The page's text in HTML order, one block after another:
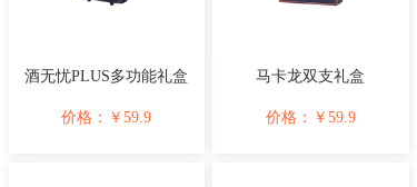
酒无忧PLUS多功能礼盒
价格： ￥59.9
马卡龙双支礼盒
价格： ￥ 59.9